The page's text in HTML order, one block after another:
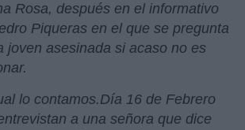
Rosa, después en el informativo
Piqueras en el que se pregunta
joven asesinada si acaso no es
lo contamos.Día 16 de Febrero
a una señora que dice